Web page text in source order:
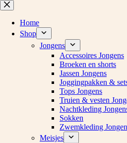
Ga
naar
inhoud
Home
Shop
Jongens
Accessoires Jongens
Broeken en shorts
Jassen Jongens
Joggingpakken &
Tops Jongens
Truien & vesten
Nachtkleding
Sokken
Zwemkleding
Meisjes